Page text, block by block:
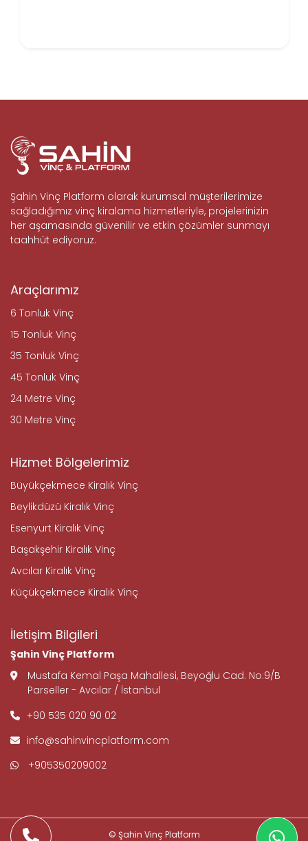
Şahin Vinç Platform olarak kurumsal müşterilerimize
sağladığımız vinç kiralama hizmetleriyle, projelerinizin
her aşamasında güvenilir ve etkin çözümler sunmayı
taahhüt ediyoruz.
Araçlarımız
6 Tonluk Vinç
15 Tonluk Vinç
35 Tonluk Vinç
45 Tonluk Vinç
24 Metre Vinç
30 Metre Vinç
Hizmet Bölgelerimiz
Büyükçekmece Kiralık Vinç
Beylikdüzü Kiralık Vinç
Esenyurt Kiralık Vinç
Başakşehir Kiralık Vinç
Avcılar Kiralık Vinç
Küçükçekmece Kiralık Vinç
İletişim Bilgileri
Şahin Vinç Platform
Mustafa Kemal Paşa Mahallesi, Beyoğlu Cad. No:9/B
Parseller - Avcılar / İstanbul
+90 535 020 90 02
info@sahinvincplatform.com
+905350209002
© Şahin Vinç Platform